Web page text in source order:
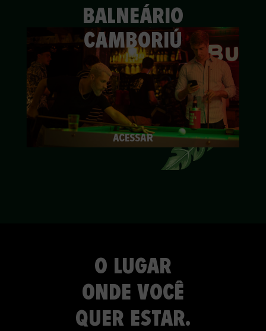
BALNEÁRIO
CAMBORIÚ
ACESSAR
O LUGAR
ONDE VOCÊ
QUER ESTAR.